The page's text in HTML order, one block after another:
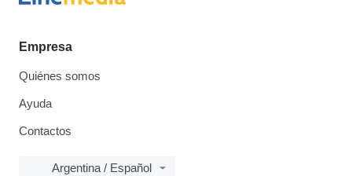
Empresa
Quiénes somos
Ayuda
Contactos
Argentina / Español